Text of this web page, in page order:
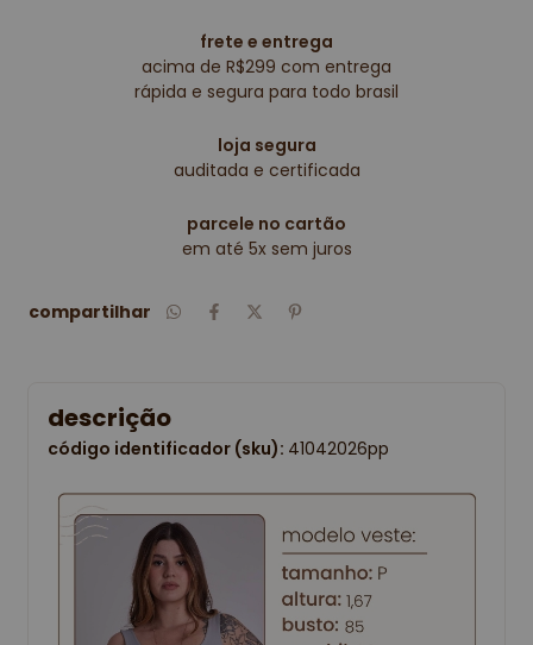
frete e entrega
acima de R$299 com entrega
rápida e segura para todo brasil
loja segura
auditada e certificada
parcele no cartão
em até 5x sem juros
compartilhar
descrição
código identificador (sku): 41042026pp